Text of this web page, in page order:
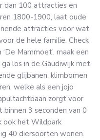
dan 100 attracties en
1800-1900, laat oude
attracties voor wat
de hele familie. Check
Mammoet’, maak een
los in de Gaudiwijk met
glijbanen, klimbomen
welke als een jojo
zorgt voor
3 seconden van 0
ook het Wildpark
40 diersoorten wonen.